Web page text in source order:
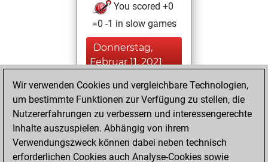
You scored +0
=0 -1 in slow games
Donnerstag,
Februar 11, 2021
You achieved a
BeautyScore of 176
Fritz
achieved a new Elo
of 1601
Wir verwenden Cookies und vergleichbare Technologien,
um bestimmte Funktionen zur Verfügung zu stellen, die
Nutzererfahrungen zu verbessern und interessengerechte
Inhalte auszuspielen. Abhängig von ihrem
Verwendungszweck können dabei neben technisch
erforderlichen Cookies auch Analyse-Cookies sowie